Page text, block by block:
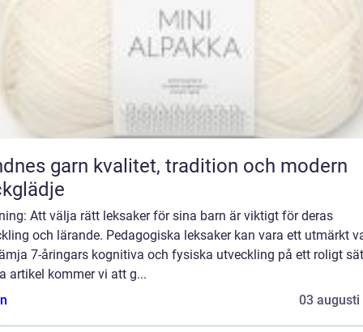
kvalitet, tradition och modern
Att välja rätt leksaker för sina barn är viktigt för deras
och lärande. Pedagogiska leksaker kan vara ett utmärkt
7-åringars kognitiva och fysiska utveckling på ett roligt
artikel kommer vi att g...
03 augusti